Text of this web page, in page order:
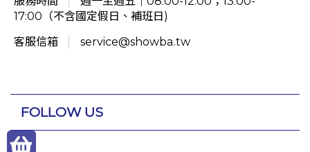
17:00（不含國定假日、補班日)
客服信箱
service@showba.tw
FOLLOW US